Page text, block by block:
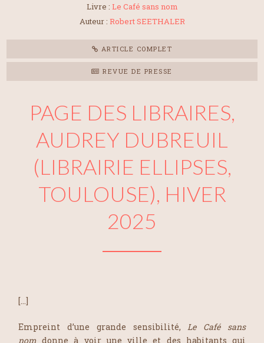
Livre : Le Café sans nom
Auteur : Robert SEETHALER
ARTICLE COMPLET
REVUE DE PRESSE
PAGE DES LIBRAIRES,
AUDREY DUBREUIL
(LIBRAIRIE ELLIPSES,
TOULOUSE), HIVER
2025
[…]
Empreint d’une grande sensibilité, Le Café sans
nom donne à voir une ville et des habitants qui